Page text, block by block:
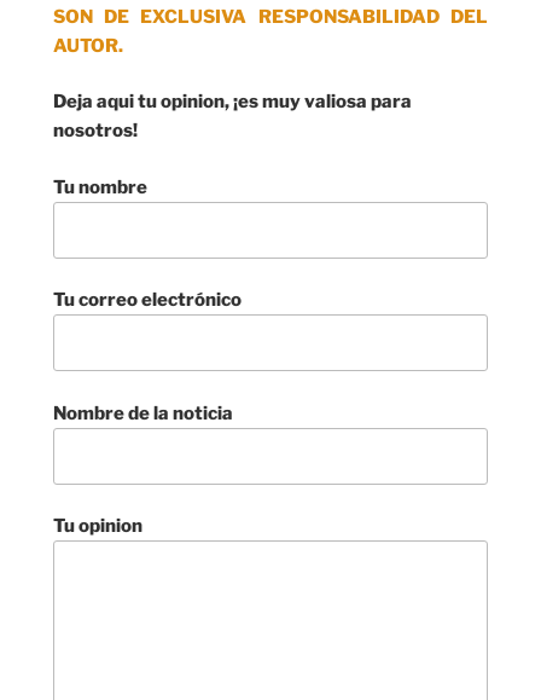
SON DE EXCLUSIVA RESPONSABILIDAD DEL
AUTOR.
Deja aqui tu opinion, ¡es muy valiosa para
nosotros!
Tu nombre
Tu correo electrónico
Nombre de la noticia
Tu opinion